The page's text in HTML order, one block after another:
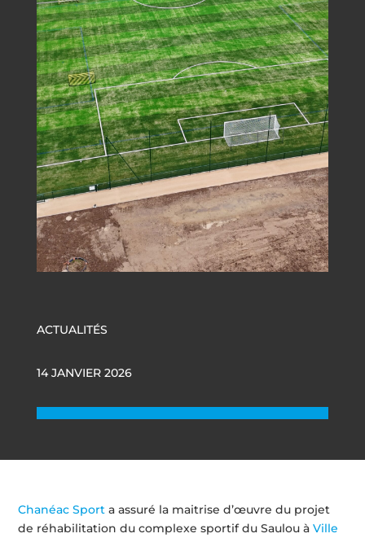
ACTUALITÉS
14 JANVIER 2026
Chanéac Sport a assuré la maitrise d’œuvre du projet
de réhabilitation du complexe sportif du Saulou àVille